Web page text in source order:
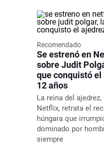
Recomendado
Se estrenó en
sobre Judit
que conquistó
12 años
La reina del ajedrez,
Netflix, retrata el
húngara que
dominado por
siempre